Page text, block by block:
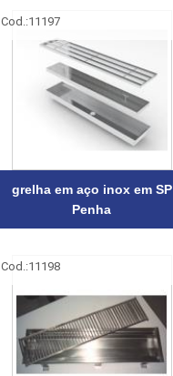
Cod.:11197
grelha em aço inox em SP
Penha
Cod.:11198